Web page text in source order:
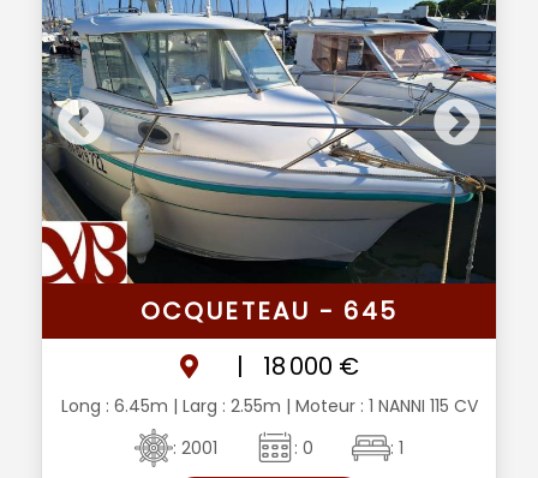
OCQUETEAU - 645
|
18 000 €
Long : 6.45m | Larg : 2.55m | Moteur : 1 NANNI 115 CV
: 2001
: 0 : 1